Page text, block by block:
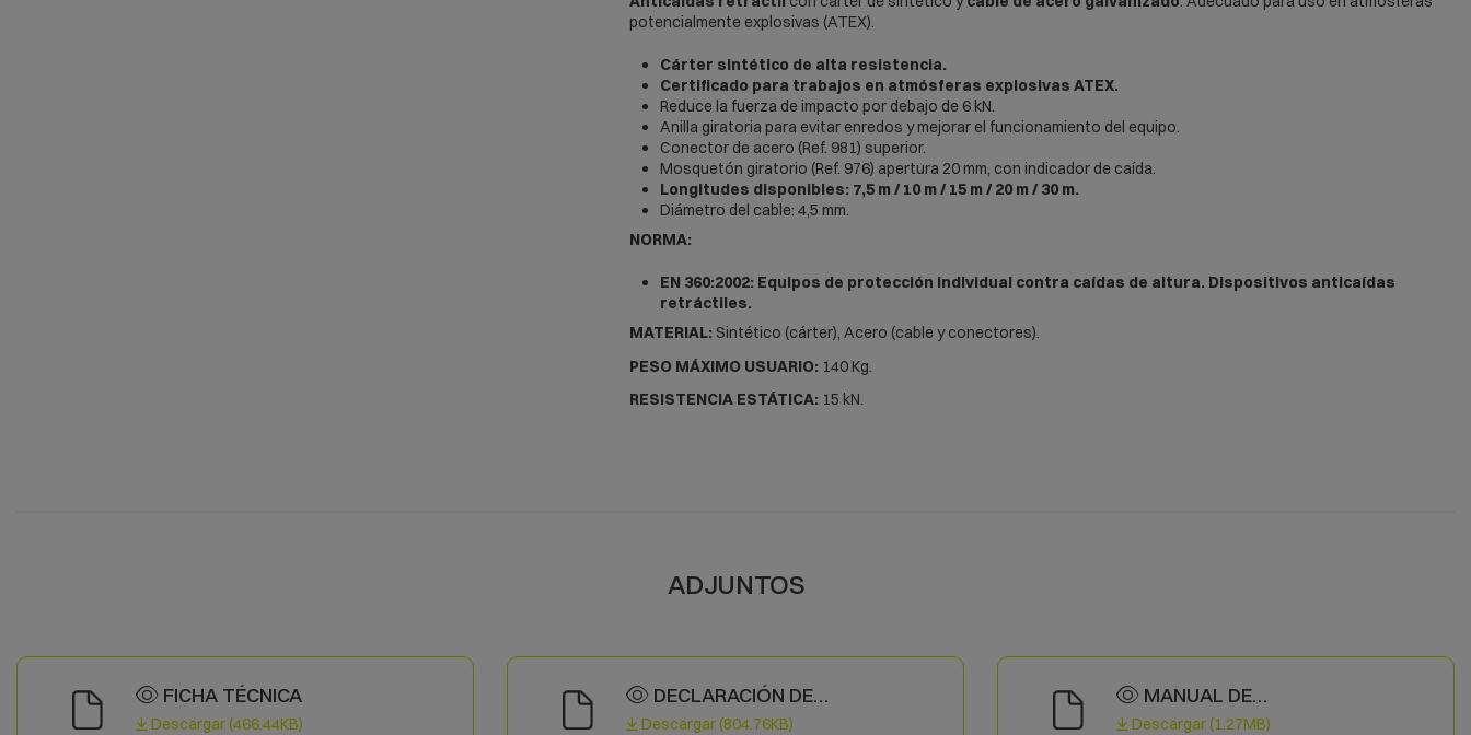
potencialmente explosivas (ATEX).
Cárter sintético de alta resistencia.
Certificado para trabajos en atmósferas explosivas ATEX.
Reduce la fuerza de impacto por debajo de 6 kN.
Anilla giratoria para evitar enredos y mejorar el funcionamiento del equipo.
Conector de acero (Ref. 981) superior.
Mosquetón giratorio (Ref. 976) apertura 20 mm, con indicador de caída.
Longitudes disponibles: 7,5 m / 10 m / 15 m / 20 m / 30 m.
Diámetro del cable: 4,5 mm.
NORMA:
EN 360:2002: Equipos de protección individual contra caídas de altura. Dispositivos anticaídas
retráctiles.
MATERIAL: Sintético (cárter), Acero (cable y conectores).
PESO MÁXIMO USUARIO: 140 Kg.
RESISTENCIA ESTÁTICA: 15 kN.
ADJUNTOS
FICHA TÉCNICA
Descargar (466.44KB)
DECLARACIÓN DE
CONFORMIDAD
Descargar (804.76KB)
MANUAL DE
INSTRUCCIONES
Descargar (1.27MB)